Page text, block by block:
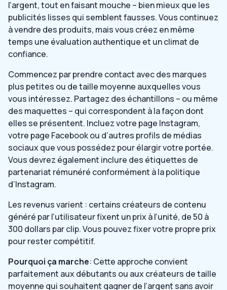
l’argent, tout en faisant mouche – bien mieux que les
publicités lisses qui semblent fausses. Vous continuez
à vendre des produits, mais vous créez en même
temps une évaluation authentique et un climat de
confiance.
Commencez par prendre contact avec des marques
plus petites ou de taille moyenne auxquelles vous
vous intéressez. Partagez des échantillons – ou même
des maquettes – qui correspondent à la façon dont
elles se présentent. Incluez votre page Instagram,
votre page Facebook ou d’autres profils de médias
sociaux que vous possédez pour élargir votre portée.
Vous devrez également inclure des étiquettes de
partenariat rémunéré conformément à la politique
d’Instagram.
Les revenus varient : certains créateurs de contenu
généré par l’utilisateur fixent un prix à l’unité, de 50 à
300 dollars par clip. Vous pouvez fixer votre propre prix
pour rester compétitif.
Pourquoi ça marche: Cette approche convient
parfaitement aux débutants ou aux créateurs de taille
moyenne qui souhaitent gagner de l’argent sans avoir